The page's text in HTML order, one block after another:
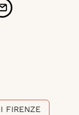
FIRENZE